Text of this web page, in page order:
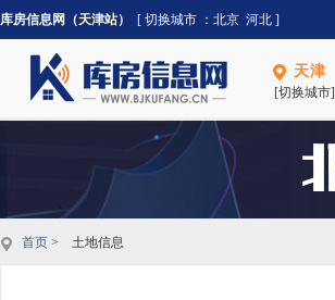
库房信息网（天津站） [ 切换城市 ： 北京 河北 ]
天津
[切换城市]
首页 > 土地信息